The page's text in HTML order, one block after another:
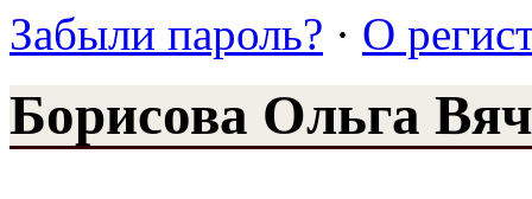
Забыли пароль? · О
Борисова Ольга